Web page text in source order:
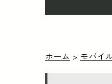
ホーム > モバイ